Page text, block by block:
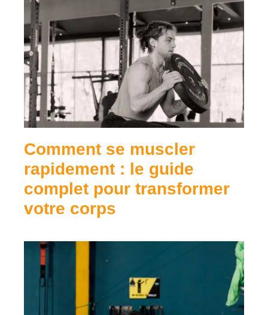
Comment se muscler
rapidement : le guide
complet pour transformer
votre corps